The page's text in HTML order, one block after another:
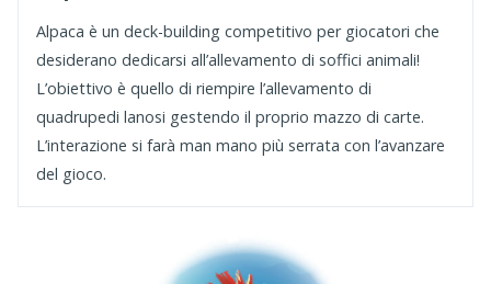
Alpaca è un deck-building competitivo per giocatori che
desiderano dedicarsi all’allevamento di soffici animali!
L’obiettivo è quello di riempire l’allevamento di
quadrupedi lanosi gestendo il proprio mazzo di carte.
L’interazione si farà man mano più serrata con l’avanzare
del gioco.